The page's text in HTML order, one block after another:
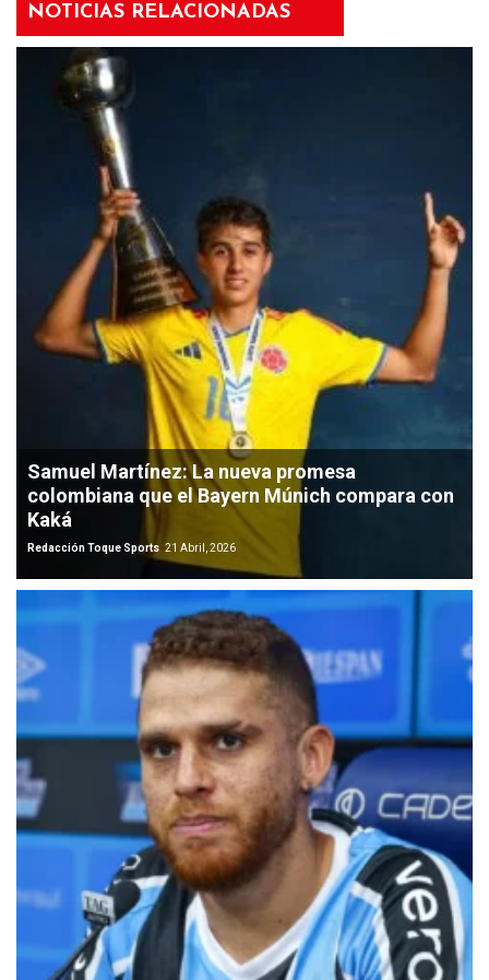
NOTICIAS RELACIONADAS
Samuel Martínez: La nueva promesa
colombiana que el Bayern Múnich compara con
Kaká
Redacción Toque Sports 21 Abril, 2026